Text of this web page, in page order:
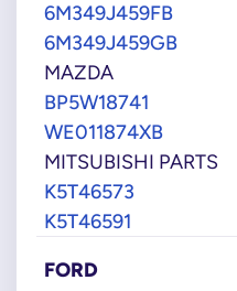
6M349J459FB
6M349J459GB
MAZDA
BP5W18741
WE011874XB
MITSUBISHI PARTS
K5T46573
K5T46591
FORD